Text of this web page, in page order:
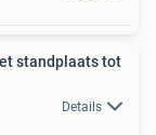
standplaats tot
Details